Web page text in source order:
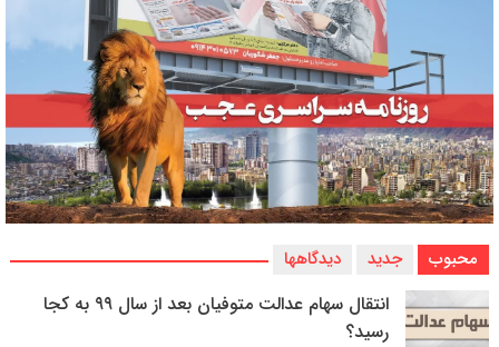
محبوب جدید دیدگاهها
انتقال سهام عدالت متوفیان بعد از سال ۹۹ به کجا
رسید؟